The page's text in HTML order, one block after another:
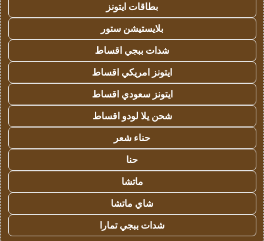
بطاقات ايتونز
بلايستيشن ستور
شدات ببجي اقساط
ايتونز امريكي اقساط
ايتونز سعودي اقساط
شحن يلا لودو اقساط
حناء شعر
حنا
ماتشا
شاي ماتشا
شدات ببجي تمارا